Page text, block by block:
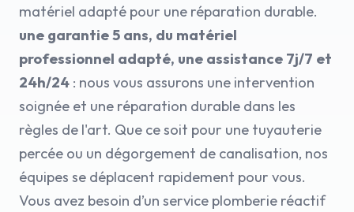
matériel adapté pour une réparation durable.
une garantie 5 ans, du matériel
professionnel adapté, une assistance 7j/7 et
24h/24 : nous vous assurons une intervention
soignée et une réparation durable dans les
règles de l'art. Que ce soit pour une tuyauterie
percée ou un dégorgement de canalisation, nos
équipes se déplacent rapidement pour vous.
Vous avez besoin d’un service plomberie réactif